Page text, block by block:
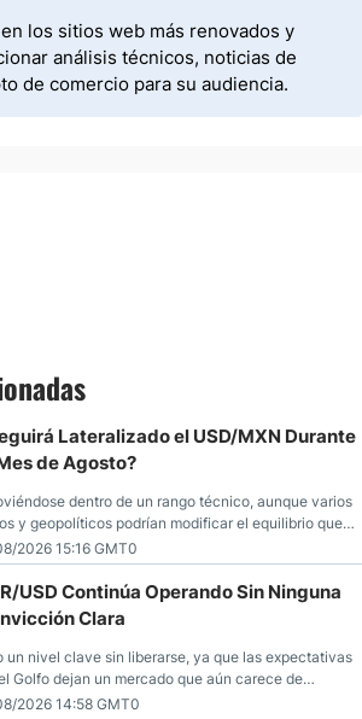
los sitios web más renovados y
análisis técnicos, noticias de
de comercio para su audiencia.
Lateralizado el USD/MXN Durante
de Agosto?
dentro de un rango técnico, aunque varios
y geopolíticos podrían modificar el equilibrio que
las últimas semanas.
2026 15:16 GMT0
USD Continúa Operando Sin Ninguna
Clara
un nivel clave sin liberarse, ya que las expectativas
Golfo dejan un mercado que aún carece de
2026 14:58 GMT0